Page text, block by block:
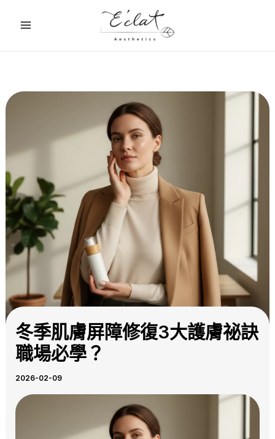
冬季肌膚屏障修復3大護膚祕訣
職場必學？
2026-02-09